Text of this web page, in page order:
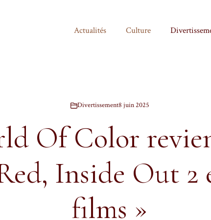
Actualités Culture
Divertissement8 juin 2025
Of Color
Inside Out 2
films »